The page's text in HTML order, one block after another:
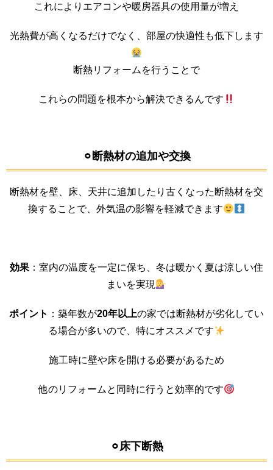
これによりエアコンや暖房器具の使用量が増え
光熱費が高くなるだけでなく、部屋の快適性も低下します
断熱リフォームを行うことで
これらの問題を根本から解決できるんです
⚪︎断熱材の追加や交換
断熱材を壁、床、天井に追加したり古くなった断熱材を交
換することで、外気温の影響を軽減できます
効果 ：室内の温度を一定に保ち、冬は暖かく夏は涼しい住
まいを実現
ポイント ：築年数が20年以上の家では断熱材が劣化してい
る場合が多いので、特にオススメです
施工時に壁や床を開ける必要があるため
他のリフォームと同時に行うと効率的です
⚪︎床下断熱